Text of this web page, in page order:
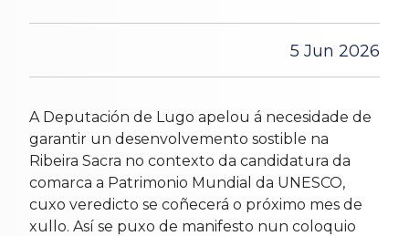
5 Jun 2026
A Deputación de Lugo apelou á necesidade de
garantir un desenvolvemento sostible na
Ribeira Sacra no contexto da candidatura da
comarca a Patrimonio Mundial da UNESCO,
cuxo veredicto se coñecerá o próximo mes de
xullo. Así se puxo de manifesto nun coloquio